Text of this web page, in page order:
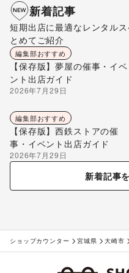
新着記事
短期出店に最適なレンタル
とめてご紹介
編集部おすすめ
【保存版】夢屋の催事・イベ
ント出店ガイド
2026年7月29日
編集部おすすめ
【保存版】西鉄ストアの催
事・イベント出店ガイド
2026年7月29日
新着記事
ショップカウンター 宮城県 大崎市